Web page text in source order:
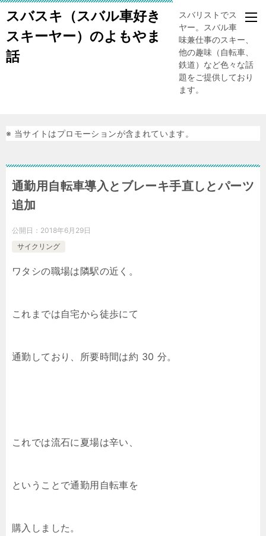
スバスキ（スバル車好き
スキーヤー）のよもやま
話
スバリストでスキー
ヤー。スバル車、趣
味兼仕事のスキー、
他の趣味（自転車、
鉄道）など色々な話
題をご提供しており
ます。
※ 当サイトはプロモーションが含まれています。
通勤用自転車導入とブレーキ手直しとパーツ
追加
公開日： 2018年6月29日
サイクリング
ワタシの職場は隣駅の近く。
これまでは自宅から徒歩にて
通勤しており、所要時間は約 30 分。
これでは流石に夏場は辛い、
ということで通勤用自転車を
購入しました。